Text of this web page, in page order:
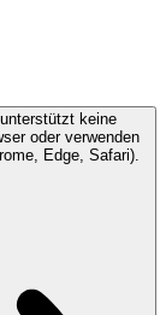
unterstützt keine
oder verwenden
Edge, Safari).